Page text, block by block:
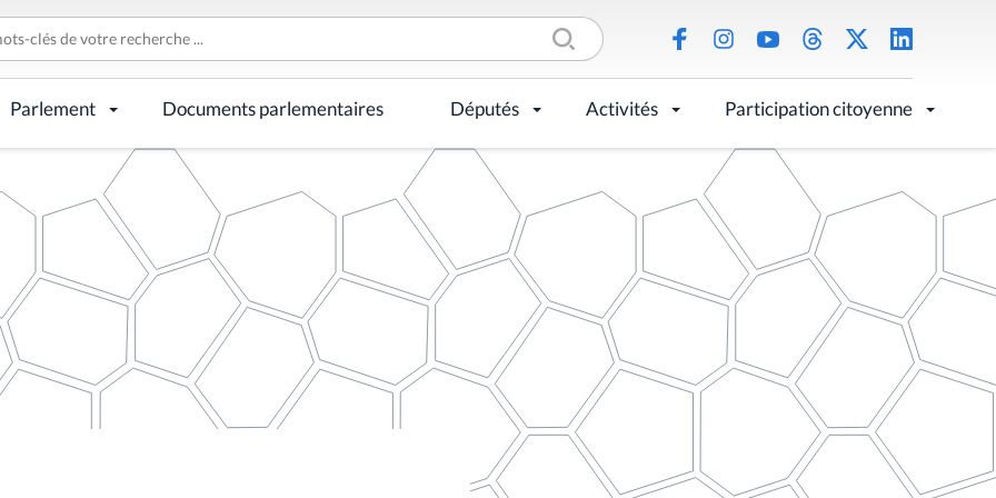
Parlement Documents parlementaires Députés Activités Participation citoyenne